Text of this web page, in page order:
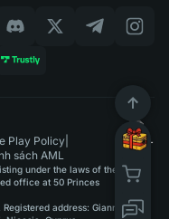
Play Policy|
sách AML
under the laws of the
office at 50 Princes
Registered address: Giannou